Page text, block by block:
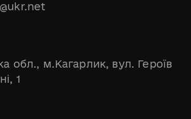
обл., м.Кагарлик, вул. Героїв
1